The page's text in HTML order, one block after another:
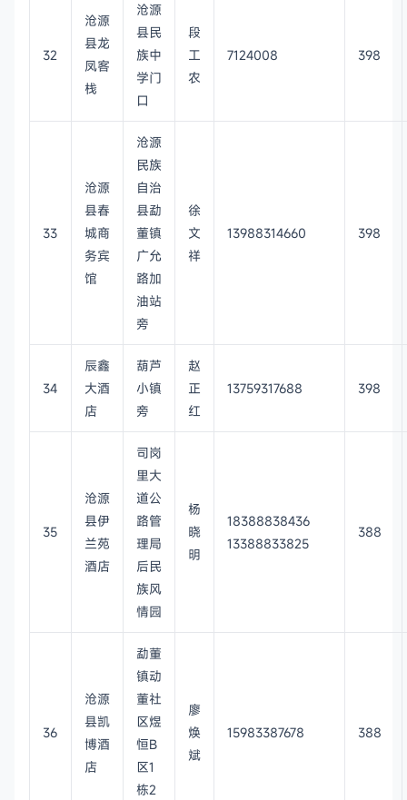
32
沧源
县龙
凤客
栈
沧源
县民
族中
学门
口
段
工
农
7124008 398
33
沧源
县春
城商
务宾
馆
沧源
民族
自治
县勐
董镇
广允
路加
油站
旁
徐
文
祥
13988314660 398
34
辰鑫
大酒
店
葫芦
小镇
旁
赵
正
红
13759317688 398
35
沧源
县伊
兰苑
酒店
司岗
里大
道公
路管
理局
后民
族风
情园
杨
晓
明
18388838436
13388833825
388
36
沧源
县凯
博酒
店
勐董
镇动
董社
区煜
恒B
区1
栋2
廖
焕
斌
15983387678 388